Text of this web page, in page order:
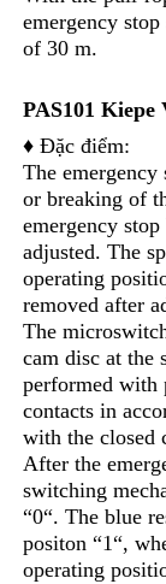
emergency
of 30 m.
PAS101 Kiepe
♦ Đặc điểm:
The
or breaking of
emergency
adjusted. The
operating
removed after
The
cam disc at the
performed with
contacts in
with the closed
After the
switching
“0“. The blue
positon “1“,
operating